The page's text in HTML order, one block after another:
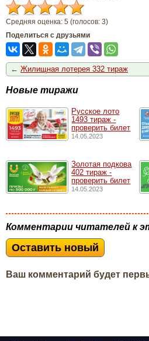
Средняя оценка: 5 (голосов: 3)
Поделиться с друзьями
← Жилищная лотерея 332 тираж
Новые тиражи
Русское лото
1493 тирaж -
проверить билет
14.05.2023
Золотая подкова
402 тираж -
проверить билет
14.05.2023
Комментарии читателей к
Оставить новый
Ваш комментарий будет